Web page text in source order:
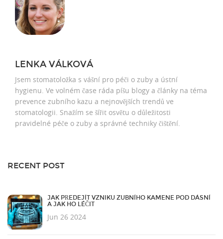
LENKA VÁLKOVÁ
Jsem stomatoložka s vášní pro péči o zuby a ústní
hygienu. Ve volném čase ráda píšu blogy a články na téma
prevence zubního kazu a nejnovějších trendů ve
stomatologii. Snažím se šířit osvětu o důležitosti
pravidelné péče o zuby a správné techniky čištění.
RECENT POST
JAK PŘEDEJÍT VZNIKU ZUBNÍHO KAMENE POD DÁSNÍ
A JAK HO LÉČIT
Jun 26 2024